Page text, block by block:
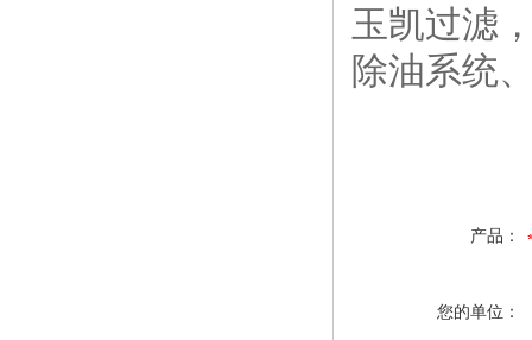
玉凯过滤
除油系统
产品：
您的单位：